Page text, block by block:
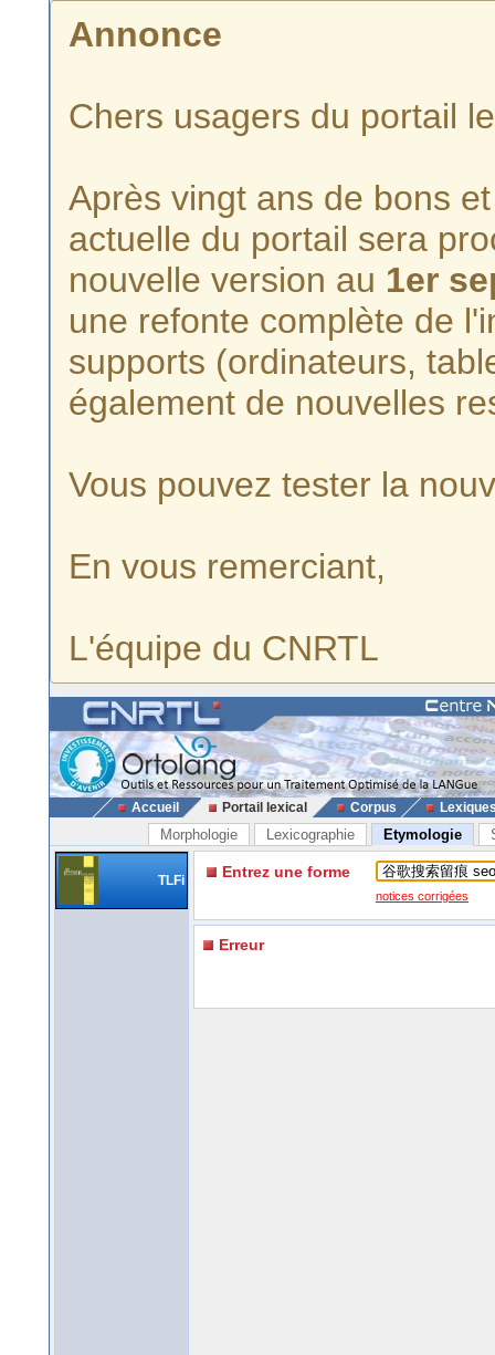
Annonce
Chers usagers du portail
Après vingt ans de bons
actuelle du portail sera
nouvelle version au 1er
une refonte complète de
supports (ordinateurs,
également de nouvelles
Vous pouvez tester la
En vous remerciant,
L'équipe du CNRTL
Accueil Portail lexical Corpus
Morphologie Lexicographie Etymologie
TLFi Entrez une forme
notices corrigées
Erreur